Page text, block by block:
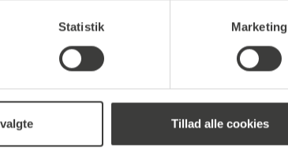
Statistik Marketing
Tillad alle cookies